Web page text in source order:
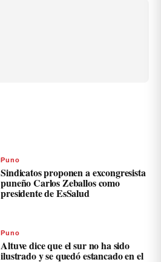
Puno
Sindicatos proponen a excongresista
puneño Carlos Zeballos como
presidente de EsSalud
Puno
Altuve dice que el sur no ha sido
ilustrado y se quedó estancado en el